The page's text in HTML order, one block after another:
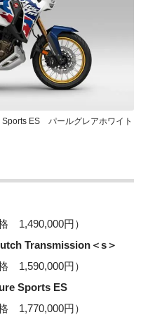
Sports ES パールグレアホワイト
1,490,000円）
Transmission＜s＞
1,590,000円）
Sports ES
1,770,000円）